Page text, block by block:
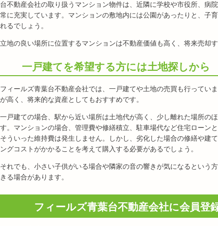
台不動産会社の取り扱うマンション物件は、近隣に学校や市役所、病
常に充実しています。マンションの敷地内には公園があったりと、子
れるでしょう。
立地の良い場所に位置するマンションは不動産価値も高く、将来売却
一戸建てを希望する方には土地探しから
フィールズ青葉台不動産会社では、一戸建てや土地の売買も行ってい
が高く、将来的な資産としてもおすすめです。
一戸建ての場合、駅から近い場所は土地代が高く、少し離れた場所の
す。マンションの場合、管理費や修繕積立、駐車場代など住宅ローン
そういった維持費は発生しません。しかし、劣化した場合の修繕や建
ングコストがかかることを考えて購入する必要があるでしょう。
それでも、小さい子供がいる場合や隣家の音の響きが気になるという
きる場合があります。
フィールズ青葉台不動産会社に会員登